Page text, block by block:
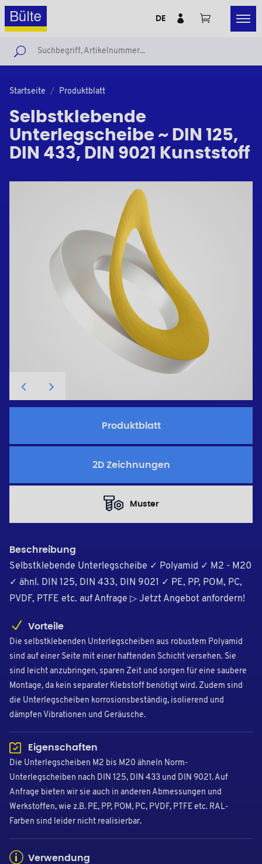
DE
Startseite Produktblatt
Selbstklebende
Unterlegscheibe ~ DIN 125,
DIN 433, DIN 9021 Kunststoff
Produktblatt
2D Zeichnungen
Muster
Beschreibung
Selbstklebende Unterlegscheibe ✓ Polyamid ✓ M2 - M20
✓ ähnl. DIN 125, DIN 433, DIN 9021 ✓ PE, PP, POM, PC,
PVDF, PTFE etc. auf Anfrage ▷ Jetzt Angebot anfordern!
Vorteile
Die selbstklebenden Unterlegscheiben aus robustem Polyamid
sind auf einer Seite mit einer haftenden Schicht versehen. Sie
sind leicht anzubringen, sparen Zeit und sorgen für eine saubere
Montage, da kein separater Klebstoff benötigt wird. Zudem sind
die Unterlegscheiben korrosionsbeständig, isolierend und
dämpfen Vibrationen und Geräusche.
Eigenschaften
Die Unterlegscheiben M2 bis M20 ähneln Norm-
Unterlegscheiben nach DIN 125, DIN 433 und DIN 9021. Auf
Anfrage bieten wir sie auch in anderen Abmessungen und
Werkstoffen, wie z.B. PE, PP, POM, PC, PVDF, PTFE etc. RAL-
Farben sind leider nicht realisierbar.
Verwendung